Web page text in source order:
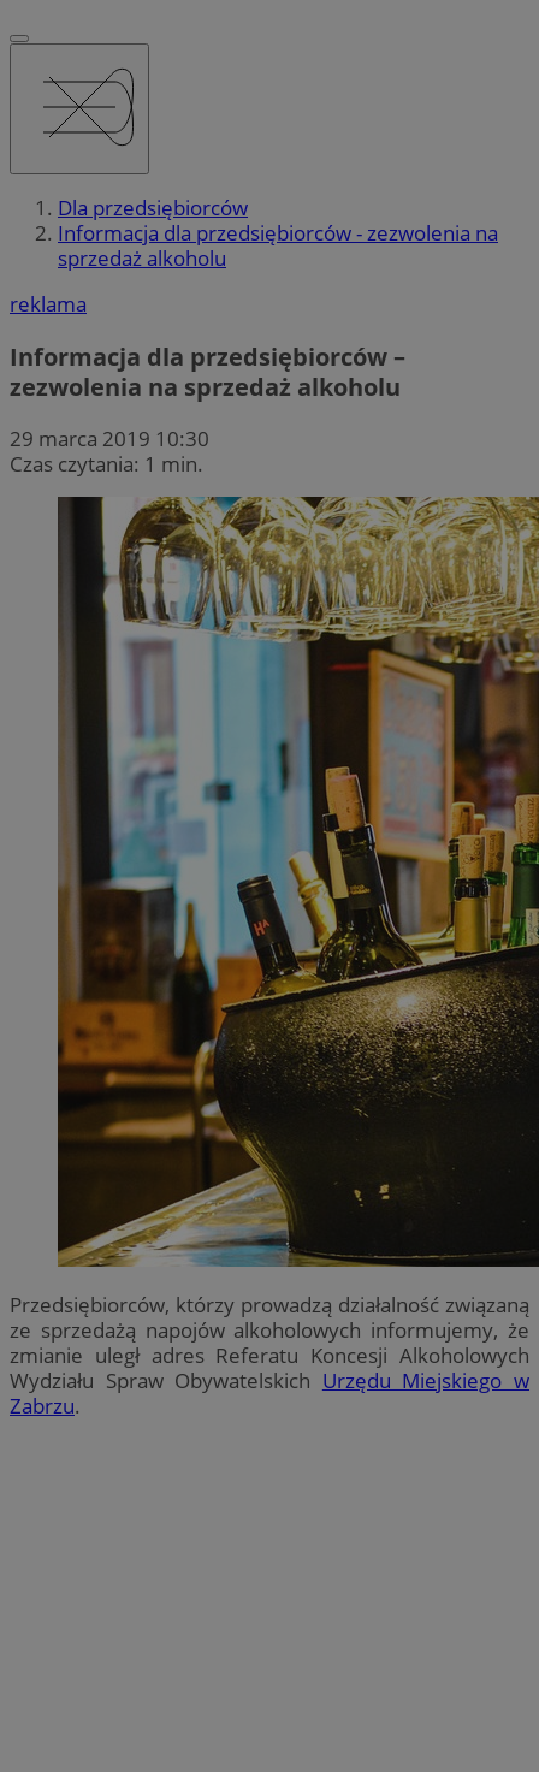
Dla przedsiębiorców
Informacja dla przedsiębiorców - zezwolenia na
sprzedaż alkoholu
reklama
Informacja dla przedsiębiorców –
zezwolenia na sprzedaż alkoholu
29 marca 2019 10:30
Czas czytania: 1 min.
Przedsiębiorców, którzy prowadzą działalność związaną
ze sprzedażą napojów alkoholowych informujemy, że
zmianie uległ adres Referatu Koncesji Alkoholowych
Wydziału Spraw Obywatelskich Urzędu Miejskiego w
Zabrzu.